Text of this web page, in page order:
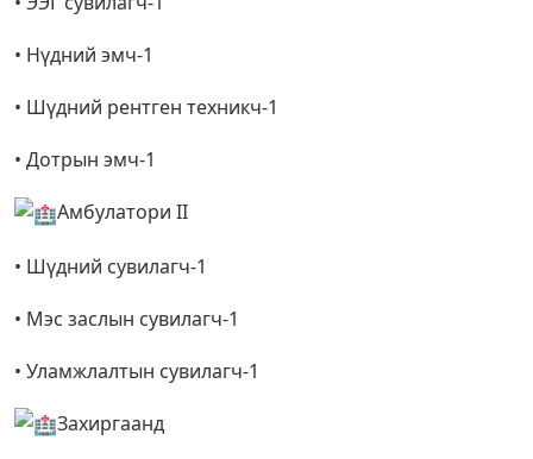
• Нүдний эмч-1
• Шүдний рентген техникч-1
• Дотрын эмч-1
Амбулатори II
• Шүдний сувилагч-1
• Мэс заслын сувилагч-1
• Уламжлалтын сувилагч-1
Захиргаанд